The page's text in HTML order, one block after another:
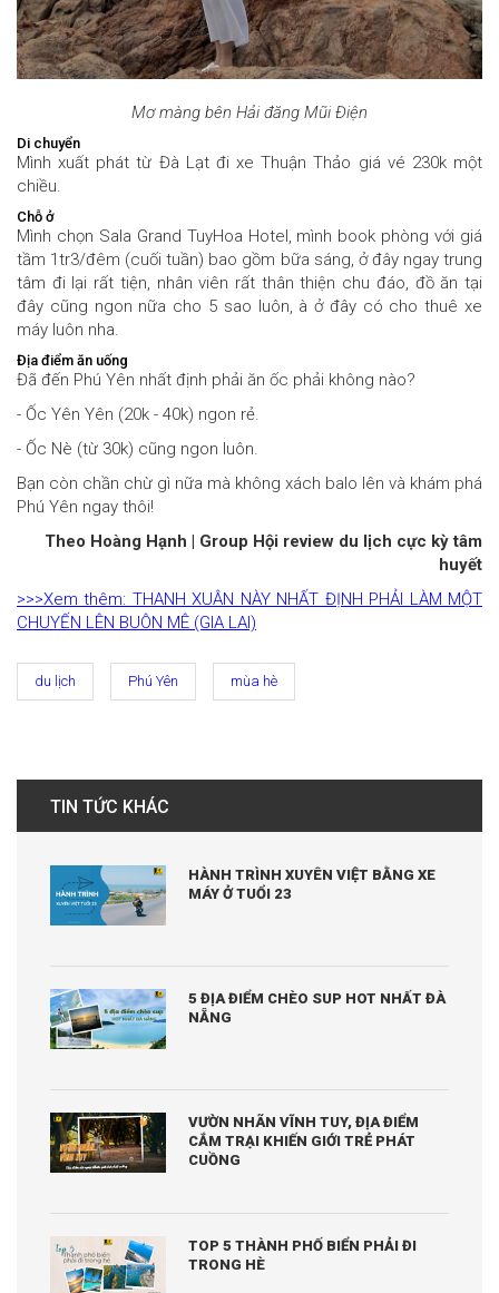
Mơ màng bên Hải đăng Mũi Điện
Di chuyển
Mình xuất phát từ Đà Lạt đi xe Thuận Thảo giá vé 230k một
chiều.
Chỗ ở
Mình chọn Sala Grand TuyHoa Hotel, mình book phòng với giá
tầm 1tr3/đêm (cuối tuần) bao gồm bữa sáng, ở đây ngay trung
tâm đi lại rất tiện, nhân viên rất thân thiện chu đáo, đồ ăn tại
đây cũng ngon nữa cho 5 sao luôn, à ở đây có cho thuê xe
máy luôn nha.
Địa điểm ăn uống
Đã đến Phú Yên nhất định phải ăn ốc phải không nào?
- Ốc Yên Yên (20k - 40k) ngon rẻ.
- Ốc Nè (từ 30k) cũng ngon luôn.
Bạn còn chần chừ gì nữa mà không xách balo lên và khám phá
Phú Yên ngay thôi!
Theo Hoàng Hạnh | Group Hội review du lịch cực kỳ tâm
huyết
>>>Xem thêm: THANH XUÂN NÀY NHẤT ĐỊNH PHẢI LÀM MỘT
CHUYẾN LÊN BUÔN MÊ (GIA LAI)
du lịch Phú Yên mùa hè
TIN TỨC KHÁC
HÀNH TRÌNH XUYÊN VIỆT BẰNG XE
MÁY Ở TUỔI 23
5 ĐỊA ĐIỂM CHÈO SUP HOT NHẤT ĐÀ
NẴNG
VƯỜN NHÃN VĨNH TUY, ĐỊA ĐIỂM
CẮM TRẠI KHIẾN GIỚI TRẺ PHÁT
CUỒNG
TOP 5 THÀNH PHỐ BIỂN PHẢI ĐI
TRONG HÈ